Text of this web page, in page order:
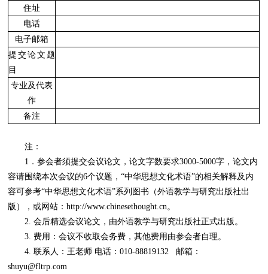
住址
电话
电子邮箱
提交论文题
目
专业及代表
作
备注
注：
1．参会者须提交会议论文，论文字数要求3000-5000字，论文内
容请围绕本次会议的6个议题，“中华思想文化术语”的相关解释及内
容可参考“中华思想文化术语”系列图书（外语教学与研究出版社出
版），或网站：http://www.chinesethought.cn。
2. 会后精选会议论文，由外语教学与研究出版社正式出版。
3. 费用：会议不收取会务费，其他费用由参会者自理。
4. 联系人：王老师 电话：010-88819132 邮箱：
shuyu@fltrp.com